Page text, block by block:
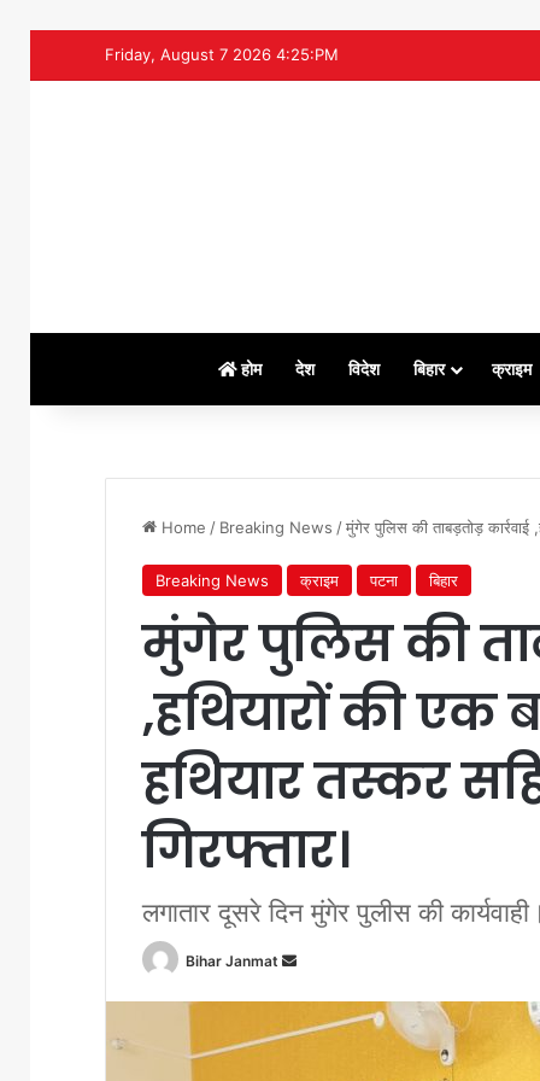
Friday, August 7 2026 4:25:PM
होम देश विदेश बिहार क्राइम
Home / Breaking News /मुंगेर पुलिस की ताबड़तोड़
Breaking News क्राइम पटना बिहार
मुंगेर पुलिस की
,हथियारों की एक
हथियार तस्कर
गिरफ्तार।
लगातार दूसरे दिन मुंगेर पुलीस की कार्यवाही।
Bihar Janmat